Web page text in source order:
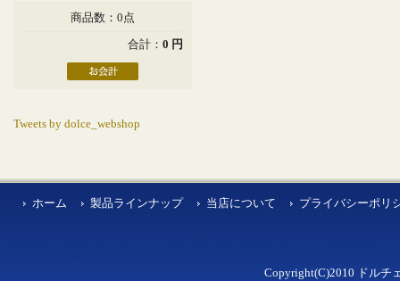
商品数：0点
合計： 0 円
Tweets by dolce_webshop
ホーム 製品ラインナップ 当店について プライバシーポリ
Copyright(C)2010 ドルチ